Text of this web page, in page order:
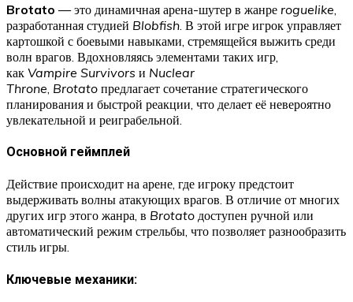
Brotato — это динамичная арена-шутер в жанре roguelike
разработанная студией Blobfish . В этой игре игрок управляет
картошкой с боевыми навыками, стремящейся выжить среди
волн врагов. Вдохновляясь элементами таких игр,
как Vampire Survivors и Nuclear
Throne Brotato предлагает сочетание стратегического
планирования и быстрой реакции, что делает её невероятно
увлекательной и реиграбельной.
Основной геймплей
Действие происходит на арене, где игроку предстоит
выдерживать волны атакующих врагов. В отличие от многих
других игр этого жанра, в Brotato доступен ручной или
автоматический режим стрельбы, что позволяет разнообразить
стиль игры.
Ключевые механики: